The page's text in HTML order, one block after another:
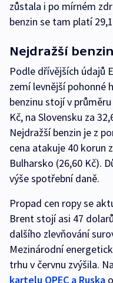
zůstala i po mírném
benzin se tam platí
Nejdražší
Podle dřívějších údajů
zemí levnější pohonné
benzinu stojí v
Kč, na Slovensku za
Nejdražší benzin je z
cena atakuje 40 korun
Bulharsko (26,60 Kč).
výše spotřební daně.
Propad cen ropy se
Brent stojí asi 47
dalšího zlevňování
Mezinárodní
trhu v červnu zvýšila.
kartelu OPEC a Ruska